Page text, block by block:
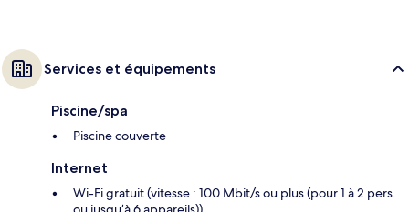
Services et équipements
Piscine/spa
Piscine couverte
Internet
Wi-Fi gratuit (vitesse : 100 Mbit/s ou plus (pour 1 à 2 pers.